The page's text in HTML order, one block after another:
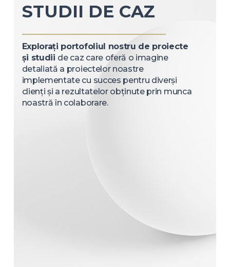
STUDII DE CAZ
Explorați portofoliul nostru de proiecte
și studii de caz care oferă o imagine
detaliată a proiectelor noastre
implementate cu succes pentru diverși
clienți și a rezultatelor obținute prin munca
noastră în colaborare.